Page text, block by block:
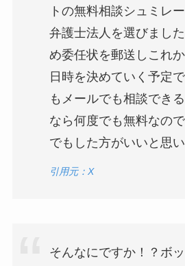
トの無料相談シュミレ
弁護士法人を選びまし
め委任状を郵送しこれ
日時を決めていく予定
もメールでも相談でき
なら何度でも無料なの
でもした方がいいと思い
引用元：X
そんなにですか！？ボ